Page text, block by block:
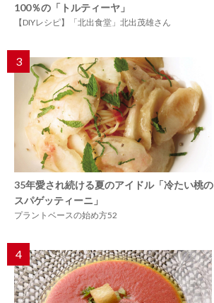
100％の「トルティーヤ」
【DIYレシピ】「北出食堂」北出茂雄さん
3
35年愛され続ける夏のアイドル「冷たい桃の
スパゲッティーニ」
プラントベースの始め方52
4